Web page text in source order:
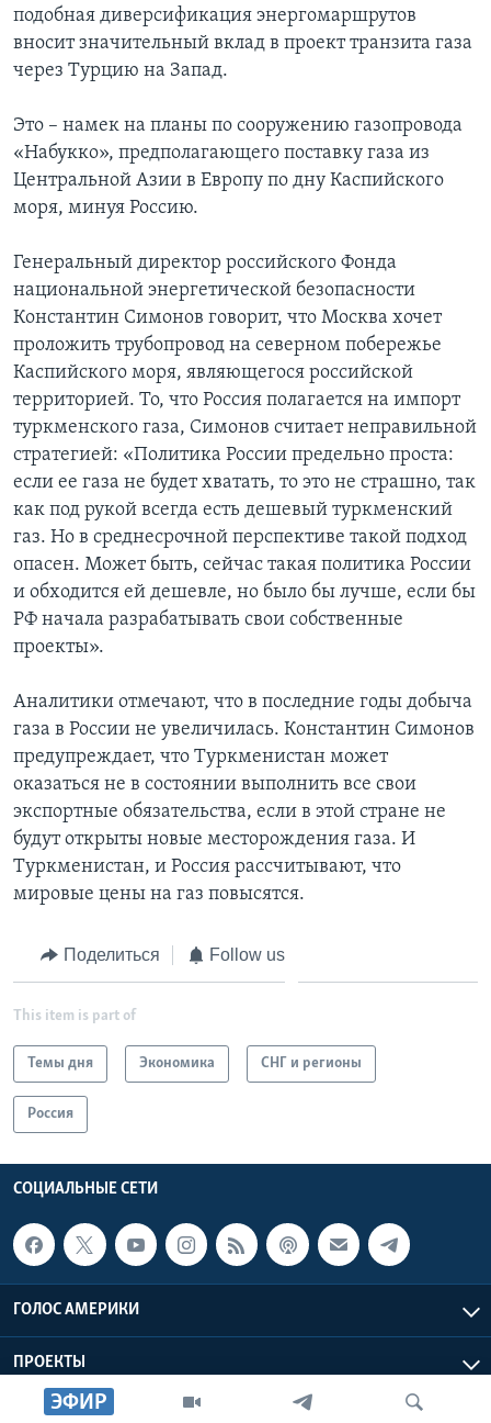
ЭФИР
подобная диверсификация энергомаршрутов
вносит значительный вклад в проект транзита газа
через Турцию на Запад.
Это – намек на планы по сооружению газопровода
«Набукко», предполагающего поставку газа из
Центральной Азии в Европу по дну Каспийского
моря, минуя Россию.
Генеральный директор российского Фонда
национальной энергетической безопасности
Константин Симонов говорит, что Москва хочет
проложить трубопровод на северном побережье
Каспийского моря, являющегося российской
территорией. То, что Россия полагается на импорт
туркменского газа, Симонов считает неправильной
стратегией: «Политика России предельно проста:
если ее газа не будет хватать, то это не страшно, так
как под рукой всегда есть дешевый туркменский
газ. Но в среднесрочной перспективе такой подход
опасен. Может быть, сейчас такая политика России
и обходится ей дешевле, но было бы лучше, если бы
РФ начала разрабатывать свои собственные
проекты».
Аналитики отмечают, что в последние годы добыча
газа в России не увеличилась. Константин Симонов
предупреждает, что Туркменистан может
оказаться не в состоянии выполнить все свои
экспортные обязательства, если в этой стране не
будут открыты новые месторождения газа. И
Туркменистан, и Россия рассчитывают, что
мировые цены на газ повысятся.
Поделиться Follow us
This item is part of
Темы дня Экономика СНГ и регионы
Россия
СОЦИАЛЬНЫЕ СЕТИ
ГОЛОС АМЕРИКИ
ПРОЕКТЫ